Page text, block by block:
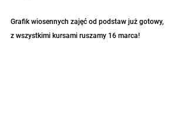
Grafik wiosennych zajęć od podstaw już gotowy,
z wszystkimi kursami ruszamy 16 marca!